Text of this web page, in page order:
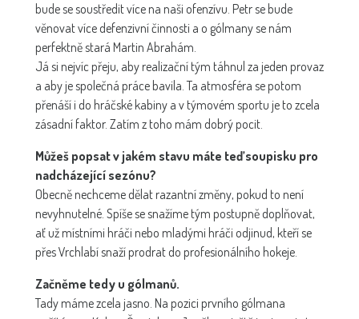
bude se soustředit více na naši ofenzívu. Petr se bude
věnovat více defenzivní činnosti a o gólmany se nám
perfektně stará Martin Abrahám.
Já si nejvíc přeju, aby realizační tým táhnul za jeden provaz
a aby je společná práce bavila. Ta atmosféra se potom
přenáší i do hráčské kabiny a v týmovém sportu je to zcela
zásadní faktor. Zatím z toho mám dobrý pocit.
Můžeš popsat v jakém stavu máte teď soupisku pro
nadcházející sezónu?
Obecně nechceme dělat razantní změny, pokud to není
nevyhnutelné. Spíše se snažíme tým postupně doplňovat,
ať už místními hráči nebo mladými hráči odjinud, kteří se
přes Vrchlabí snaží prodrat do profesionálního hokeje.
Začněme tedy u gólmanů.
Tady máme zcela jasno. Na pozici prvního gólmana